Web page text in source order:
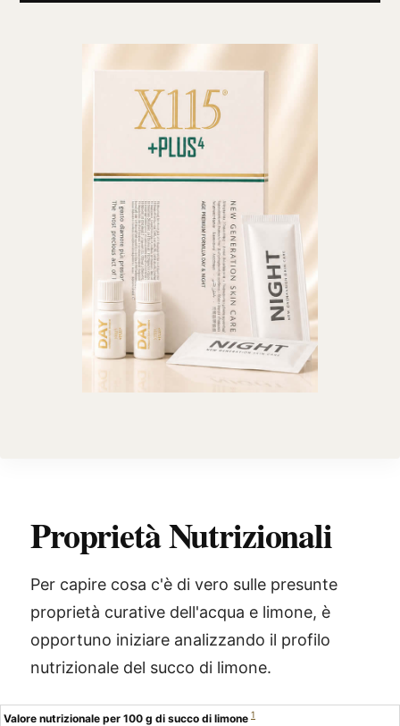
Proprietà Nutrizionali
Per capire cosa c'è di vero sulle presunte
proprietà curative dell'acqua e limone, è
opportuno iniziare analizzando il profilo
nutrizionale del succo di limone.
Valore nutrizionale per 100 g di succo di limone 1